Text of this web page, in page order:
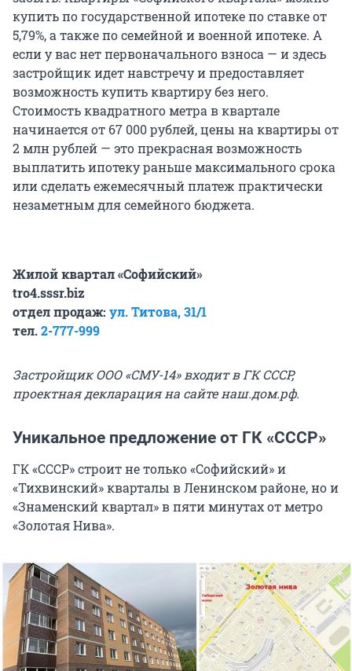
купить по государственной ипотеке по ставке от
5,79%, а также по семейной и военной ипотеке. А
если у вас нет первоначального взноса — и здесь
застройщик идет навстречу и предоставляет
возможность купить квартиру без него.
Стоимость квадратного метра в квартале
начинается от 67 000 рублей, цены на квартиры от
2 млн рублей — это прекрасная возможность
выплатить ипотеку раньше максимального срока
или сделать ежемесячный платеж практически
незаметным для семейного бюджета.
Жилой квартал «Софийский»
tro4.sssr.biz
отдел продаж: ул. Титова, 31/1
тел.2-777-999
Застройщик ООО «СМУ-14» входит в ГК СССР,
проектная декларация на сайте наш.дом.рф.
Уникальное предложение от ГК «СССР»
ГК «СССР» строит не только «Софийский» и
«Тихвинский» кварталы в Ленинском районе, но и
«Знаменский квартал» в пяти минутах от метро
«Золотая Нива».